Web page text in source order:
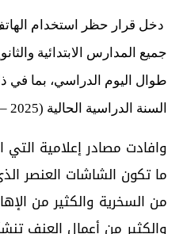
دخل قرار حظر استخدام
جميع المدارس الابتدائية
طوال اليوم الدراسي، بما في
السنة الدراسية الحالية (2025 – 2026).
وافادت مصادر إعلامية التي
ما تكون الشاشات العنصر
من السخرية والكثير من
والكثير من أعمال العنف